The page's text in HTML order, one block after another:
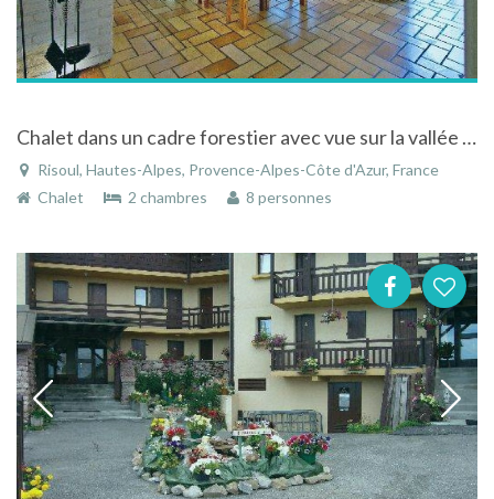
Chalet dans un cadre forestier avec vue sur la vallée de la durance à Risoul dans les Hautes-Alpes
Risoul, Hautes-Alpes, Provence-Alpes-Côte d'Azur, France
Chalet
2 chambres 8 personnes